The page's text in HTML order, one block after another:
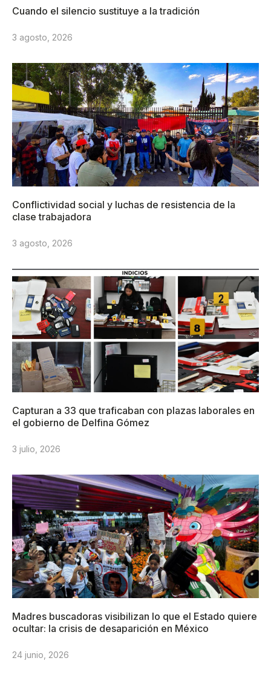
Cuando el silencio sustituye a la tradición
3 agosto, 2026
Conflictividad social y luchas de resistencia de la
clase trabajadora
3 agosto, 2026
Capturan a 33 que traficaban con plazas laborales en
el gobierno de Delfina Gómez
3 julio, 2026
Madres buscadoras visibilizan lo que el Estado quiere
ocultar: la crisis de desaparición en México
24 junio, 2026